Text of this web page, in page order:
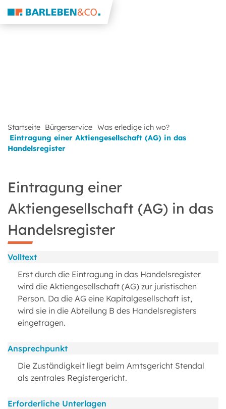
Startseite Bürgerservice Was erledige ich wo?
Eintragung einer Aktiengesellschaft (AG) in das
Handelsregister
Eintragung einer
Aktiengesellschaft (AG) in das
Handelsregister
Volltext
Erst durch die Eintragung in das Handelsregister
wird die Aktiengesellschaft (AG) zur juristischen
Person. Da die AG eine Kapitalgesellschaft ist,
wird sie in die Abteilung B des Handelsregisters
eingetragen.
Ansprechpunkt
Die Zuständigkeit liegt beim Amtsgericht Stendal
als zentrales Registergericht.
Erforderliche Unterlagen